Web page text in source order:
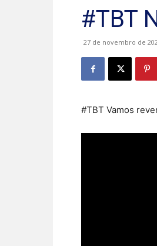
#TBT
27 de novembro de
#TBT Vamos